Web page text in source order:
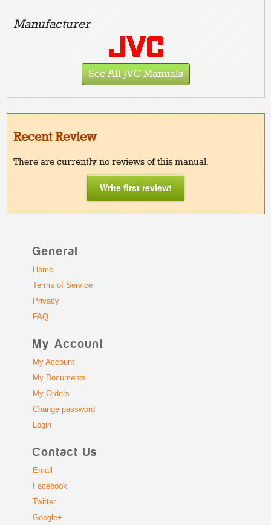
Manufacturer
See All JVC Manuals
Recent Review
There are currently no reviews of this manual.
Write first review!
General
Home
Terms of Service
Privacy
FAQ
My Account
My Account
My Documents
My Orders
Change password
Login
Contact Us
Email
Facebook
Twitter
Google+